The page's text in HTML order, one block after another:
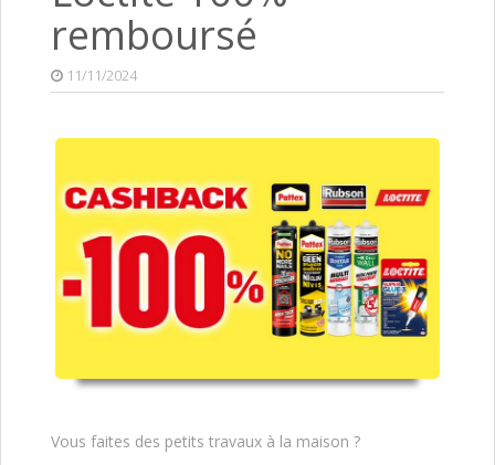
remboursé
11/11/2024
Vous faites des petits travaux à la maison ?